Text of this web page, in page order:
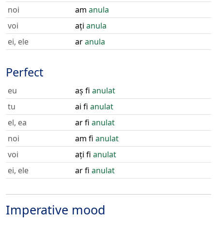
noi
am anula
voi
ați anula
ei, ele
aranula
Perfect
eu aș fi anulat
tu
ai fi anulat
el, ea
ar fi anulat
noi
am fi anulat
voi
ați fi anulat
ei, ele
ar fi anulat
Imperative mood